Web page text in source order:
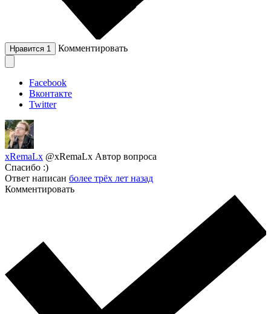
Нравится 1 Комментировать
Facebook
Вконтакте
Twitter
xRemaLx @xRemaLx Автор вопроса
Спасибо :)
Ответ написан более трёх лет назад
Комментировать